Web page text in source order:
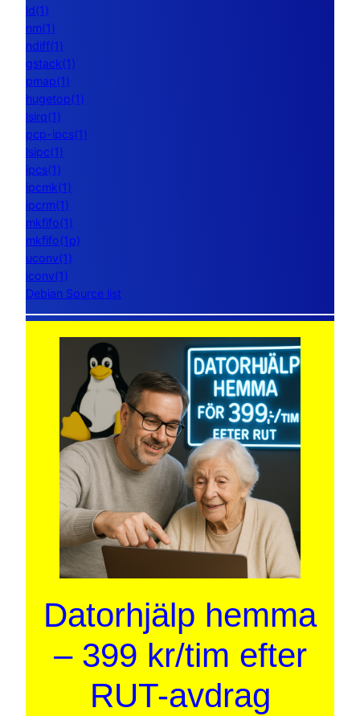
ld(1)
nm(1)
ndiff(1)
gstack(1)
pmap(1)
hugetop(1)
lsirq(1)
pcp-ipcs(1)
lsipc(1)
ipcs(1)
ipcmk(1)
ipcrm(1)
mkfifo(1)
mkfifo(1p)
uconv(1)
iconv(1)
Debian Source list
Datorhjälp hemma
– 399 kr/tim efter
RUT-avdrag